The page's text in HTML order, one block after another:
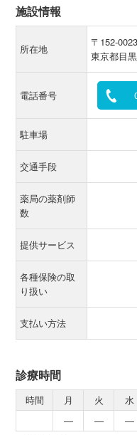
施設情報
所在地
〒152-0023
東京都目
電話番号
駐車場
交通手段
薬局の薬剤師
数
提供サービス
各種保険の取
り扱い
支払い方法
診療時間
時間 月 火 水
―
― ―